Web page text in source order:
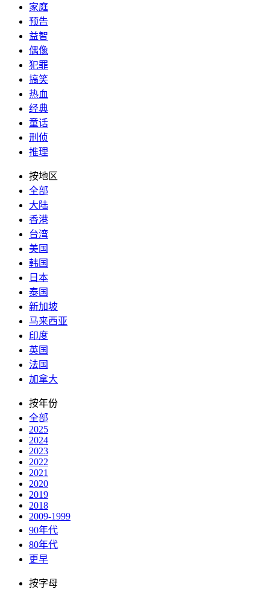
家庭
预告
益智
偶像
犯罪
搞笑
热血
经典
童话
刑侦
推理
按地区
全部
大陆
香港
台湾
美国
韩国
日本
泰国
新加坡
马来西亚
印度
英国
法国
加拿大
按年份
全部
2025
2024
2023
2022
2021
2020
2019
2018
2009-1999
90年代
80年代
更早
按字母